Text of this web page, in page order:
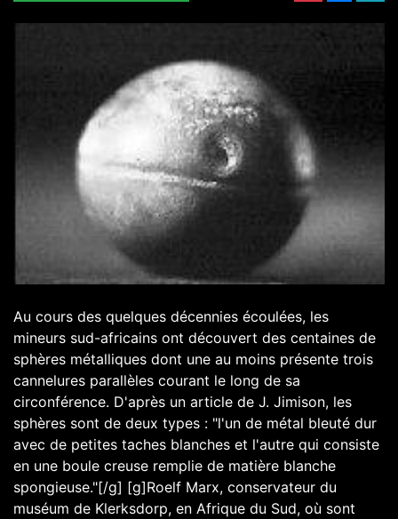
Au cours des quelques décennies écoulées, les
mineurs sud-africains ont découvert des centaines de
sphères métalliques dont une au moins présente trois
cannelures parallèles courant le long de sa
circonférence. D'après un article de J. Jimison, les
sphères sont de deux types : "l'un de métal bleuté dur
avec de petites taches blanches et l'autre qui consiste
en une boule creuse remplie de matière blanche
spongieuse."[/g] [g]Roelf Marx, conservateur du
muséum de Klerksdorp, en Afrique du Sud, où sont